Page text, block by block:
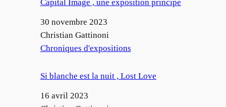
Capital Image , une exposition principe
Date
30 novembre 2023
Auteur
Christian Gattinoni
Par rapport à
Chroniques d'expositions
Si blanche est la nuit , Lost Love
Date
16 avril 2023